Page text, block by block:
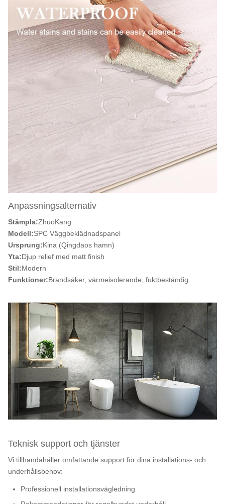
Anpassningsalternativ
Stämpla:ZhuoKang
Modell:SPC Väggbeklädnadspanel
Ursprung:Kina (Qingdaos hamn)
Yta:Djup relief med matt finish
Stil:Modern
Funktioner:Brandsäker, värmeisolerande, fuktbeständig
Teknisk support och tjänster
Vi tillhandahåller omfattande support för dina installations- och
underhållsbehov:
Professionell installationsvägledning